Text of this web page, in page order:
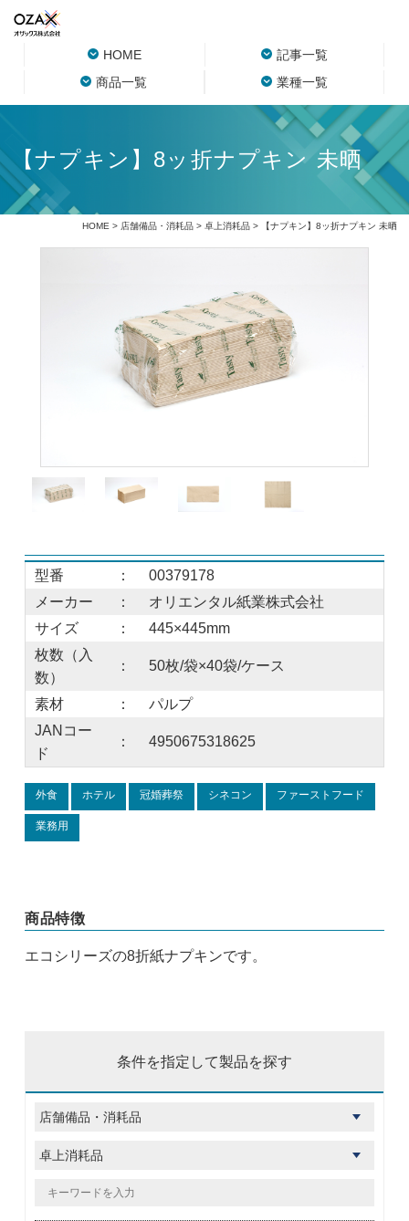
HOME
記事一覧
商品一覧
業種一覧
【ナプキン】8ッ折ナプキン 未晒
HOME > 店舗備品・消耗品> 卓上消耗品> 【ナプキン】8ッ折ナプキン 未晒
型番 ：
00379178
メーカー
：
オリエンタル紙業株式会社
サイズ
：
445×445mm
枚数（入
数）
： 50枚/袋×40袋/ケース
素材 ：
パルプ
JANコー
ド
： 4950675318625
外食 ホテル 冠婚葬祭 シネコン ファーストフード
業務用
商品特徴
エコシリーズの8折紙ナプキンです。
条件を指定して製品を探す